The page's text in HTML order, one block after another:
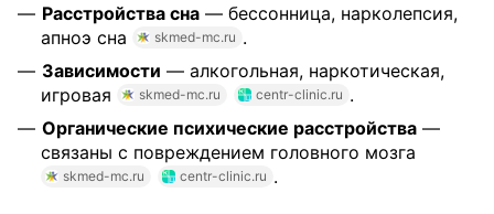
Расстройства сна — бессонница, нарколепсия,
апноэ сна
skmed-mc.ru .
Зависимости — алкогольная, наркотическая,
игровая
skmed-mc.ru centr-clinic.ru .
Органические психические расстройства —
связаны с повреждением головного мозга
skmed-mc.ru centr-clinic.ru .